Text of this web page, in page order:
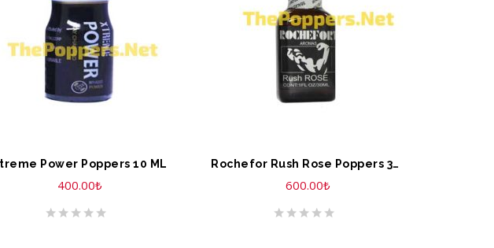
SEPETE EKLEPower Poppers 10 ML
400.00₺
SEPETE EKLE Rochefor Rush Rose Poppers 30 ML
600.00₺